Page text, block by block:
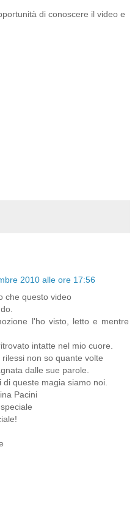
di conoscere il video e
2010 alle ore 17:56
che questo video
l'ho visto, letto e mentre
intatte nel mio cuore.
non so quante volte
dalle sue parole.
queste magia siamo noi.
Pacini